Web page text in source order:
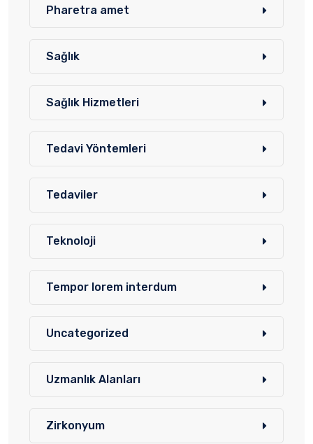
Pharetra amet
Sağlık
Sağlık Hizmetleri
Tedavi Yöntemleri
Tedaviler
Teknoloji
Tempor lorem interdum
Uncategorized
Uzmanlık Alanları
Zirkonyum